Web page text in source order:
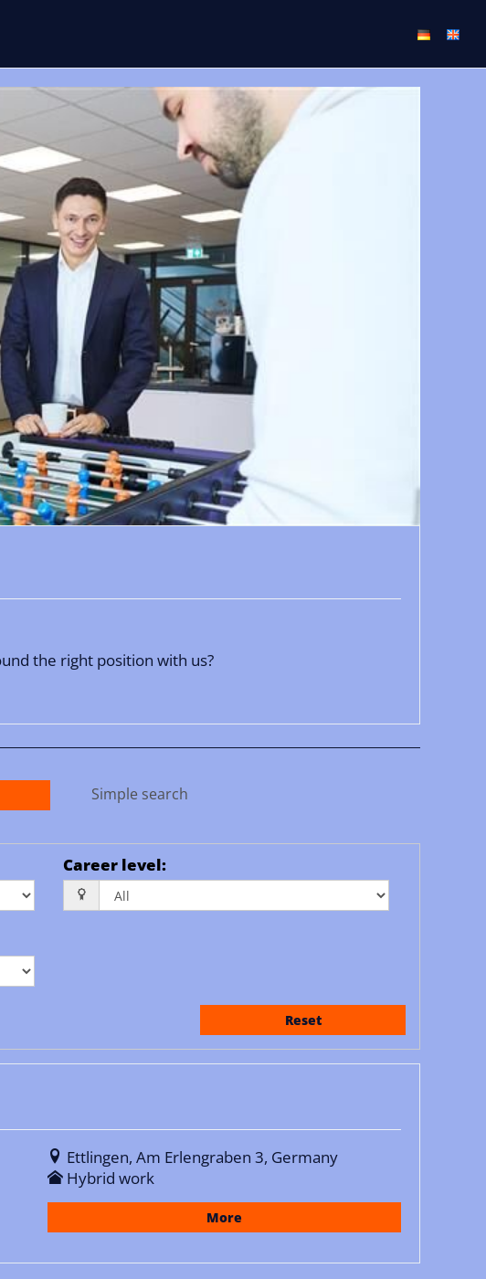
the right position with us?
Simple search
Career level:
Reset
Ettlingen, Am Erlengraben 3, Germany
Hybrid work
More